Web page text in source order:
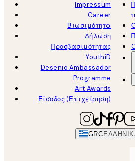
Impressum
Career
Βιωσιμότητα
Δήλωση
Προσβασιμότητας
YouthiD
Desenio Ambassador
Programme
Art Awards
Είσοδος (Επιχείρηση)
GRC